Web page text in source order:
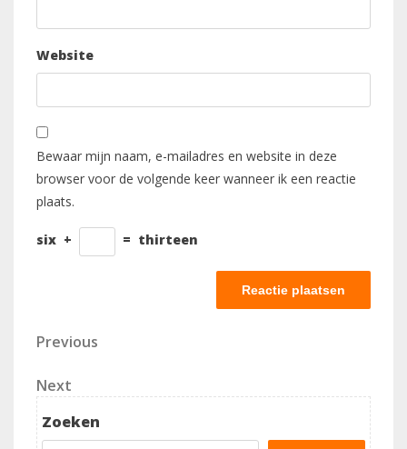
Website
Bewaar mijn naam, e-mailadres en website in deze
browser voor de volgende keer wanneer ik een reactie
plaats.
six + = thirteen
Berichtnavigatie
Previous
Previous
Next
Post
Next
Zoeken